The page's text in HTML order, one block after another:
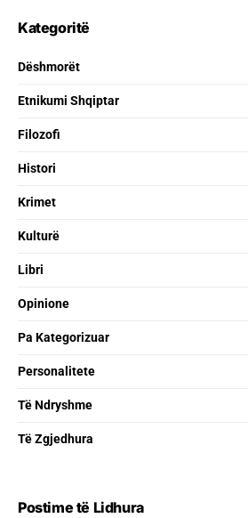
Kategoritë
Dëshmorët
Etnikumi Shqiptar
Filozofi
Histori
Krimet
Kulturë
Libri
Opinione
Pa Kategorizuar
Personalitete
Të Ndryshme
Të Zgjedhura
Postime të Lidhura